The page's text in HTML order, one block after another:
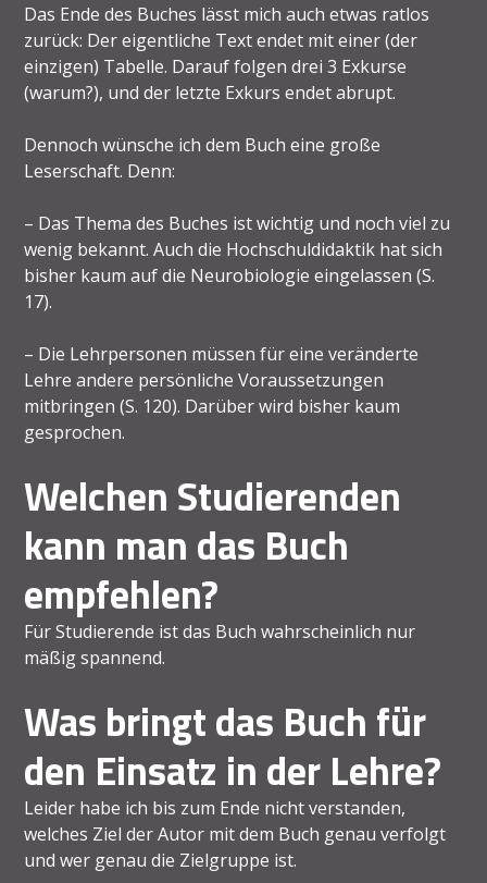
Das Ende des Buches lässt mich auch etwas ratlos
zurück: Der eigentliche Text endet mit einer (der
einzigen) Tabelle. Darauf folgen drei 3 Exkurse
(warum?), und der letzte Exkurs endet abrupt.
Dennoch wünsche ich dem Buch eine große
Leserschaft. Denn:
– Das Thema des Buches ist wichtig und noch viel zu
wenig bekannt. Auch die Hochschuldidaktik hat sich
bisher kaum auf die Neurobiologie eingelassen (S.
17).
– Die Lehrpersonen müssen für eine veränderte
Lehre andere persönliche Voraussetzungen
mitbringen (S. 120). Darüber wird bisher kaum
gesprochen.
Welchen Studierenden
kann man das Buch
empfehlen?
Für Studierende ist das Buch wahrscheinlich nur
mäßig spannend.
Was bringt das Buch für
den Einsatz in der Lehre?
Leider habe ich bis zum Ende nicht verstanden,
welches Ziel der Autor mit dem Buch genau verfolgt
und wer genau die Zielgruppe ist.